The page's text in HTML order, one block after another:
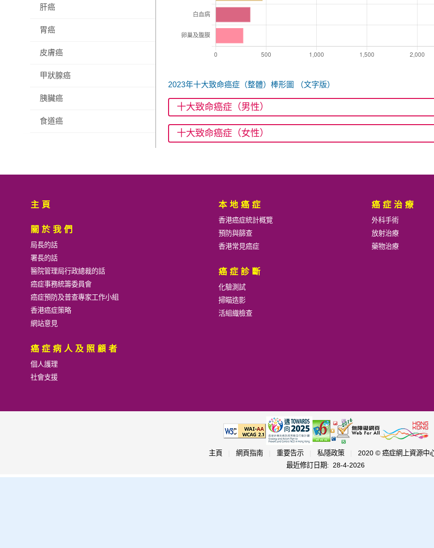
肝癌
胃癌
皮膚癌
甲狀腺癌
胰臟癌
食道癌
2023年十大致命癌症（整體）棒形圖 （文字版）
十大致命癌症（男性）
十大致命癌症（女性）
主頁
關於我們
局長的話
署長的話
醫院管理局行政總裁的話
癌症事務統籌委員會
癌症預防及普查專家工作小組
香港癌症策略
網站意見
癌症病人及照顧者
個人護理
社會支援
本地癌症
香港癌症統計概覽
預防與篩查
香港常見癌症
癌症診斷
化驗測試
掃瞄造影
活組織檢查
癌症治療
外科手術
放射治療
藥物治療
主頁 網頁指南 重要告示 私隱政策
2020 © 癌症網上資源中
最近修訂日期: 28-4-2026